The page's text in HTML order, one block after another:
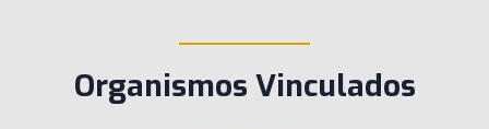
Organismos Vinculados